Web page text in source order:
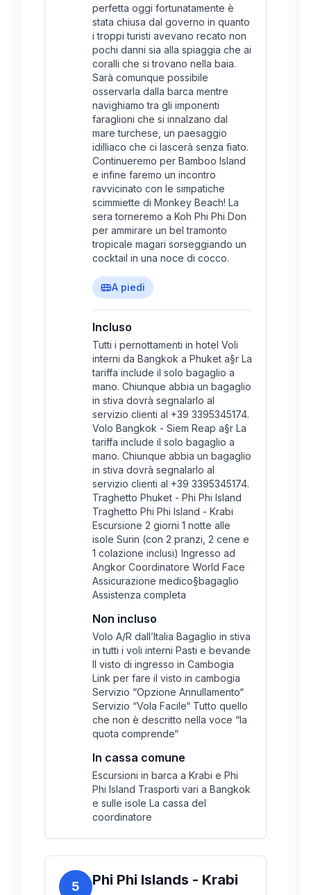
perfetta oggi fortunatamente è
stata chiusa dal governo in quanto
i troppi turisti avevano recato non
pochi danni sia alla spiaggia che ai
coralli che si trovano nella baia.
Sarà comunque possibile
osservarla dalla barca mentre
navighiamo tra gli imponenti
faraglioni che si innalzano dal
mare turchese, un paesaggio
idilliaco che ci lascerà senza fiato.
Continueremo per Bamboo Island
e infine faremo un incontro
ravvicinato con le simpatiche
scimmiette di Monkey Beach! La
sera torneremo a Koh Phi Phi Don
per ammirare un bel tramonto
tropicale magari sorseggiando un
cocktail in una noce di cocco.
A piedi
Incluso
Tutti i pernottamenti in hotel Voli
interni da Bangkok a Phuket a§r La
tariffa include il solo bagaglio a
mano. Chiunque abbia un bagaglio
in stiva dovrà segnalarlo al
servizio clienti al +39 3395345174.
Volo Bangkok - Siem Reap a§r La
tariffa include il solo bagaglio a
mano. Chiunque abbia un bagaglio
in stiva dovrà segnalarlo al
servizio clienti al +39 3395345174.
Traghetto Phuket - Phi Phi Island
Traghetto Phi Phi Island - Krabi
Escursione 2 giorni 1 notte alle
isole Surin (con 2 pranzi, 2 cene e
1 colazione inclusi) Ingresso ad
Angkor Coordinatore World Face
Assicurazione medico§bagaglio
Assistenza completa
Non incluso
Volo A/R dall’Italia Bagaglio in stiva
in tutti i voli interni Pasti e bevande
Il visto di ingresso in Cambogia
Link per fare il visto in cambogia
Servizio “Opzione Annullamento“
Servizio “Vola Facile“ Tutto quello
che non è descritto nella voce “la
quota comprende“
In cassa comune
Escursioni in barca a Krabi e Phi
Phi Island Trasporti vari a Bangkok
e sulle isole La cassa del
coordinatore
5 Phi Phi Islands - Krabi